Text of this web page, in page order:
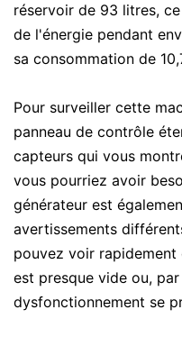
réservoir de 93 litres,
de l'énergie pendant
sa consommation de
Pour surveiller cette
panneau de contrôle
capteurs qui vous
vous pourriez avoir
générateur est
avertissements
pouvez voir
est presque vide ou,
dysfonctionnement se